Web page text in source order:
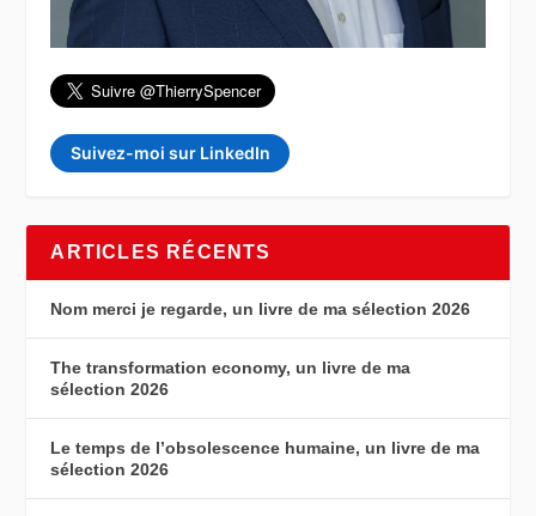
Suivez-moi sur LinkedIn
ARTICLES RÉCENTS
Nom merci je regarde, un livre de ma sélection 2026
The transformation economy, un livre de ma
sélection 2026
Le temps de l’obsolescence humaine, un livre de ma
sélection 2026